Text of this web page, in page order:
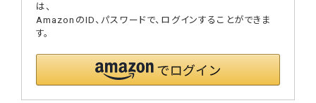
は、
AmazonのID、パスワードで、ログインすることができま
す。